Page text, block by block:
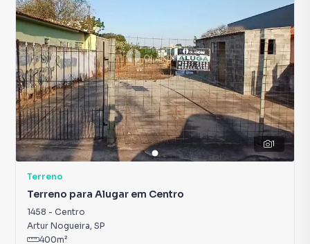
1
Terreno
Terreno para Alugar em Centro
1458 - Centro
Artur Nogueira, SP
400m²